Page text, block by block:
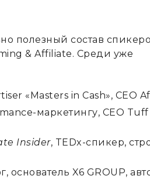
полезный состав
& Affiliate. Среди уже
«Masters in Cash», CEO
маркетингу, CEO Tuff
Insider, TEDx-спикер,
X6 GROUP,